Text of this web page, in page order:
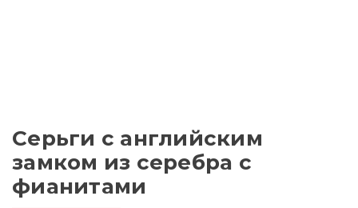
Серьги с английским
замком из серебра с
фианитами